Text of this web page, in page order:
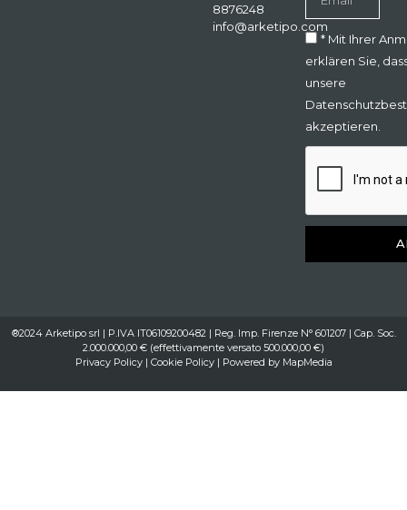
8876248
info@arketipo.com
* Mit Ihrer
erklären Sie,
unsere
akzeptieren.
®2024 Arketipo srl | P.IVA IT06109200482 | Reg. Imp. Firenze N° 601207 | Cap. Soc.
2.000.000,00 € (effettivamente versato 500.000,00 €)
Privacy Policy| Cookie Policy| Powered by MapMedia